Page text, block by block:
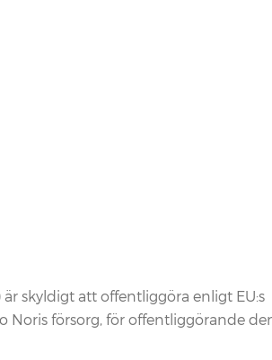
skyldigt att offentliggöra enligt EU:s
försorg, för offentliggörande